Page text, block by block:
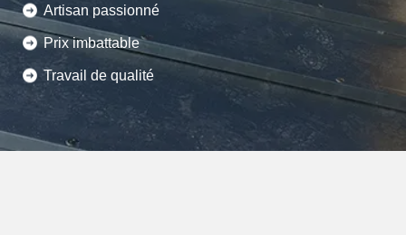
Artisan passionné
Prix imbattable
Travail de qualité